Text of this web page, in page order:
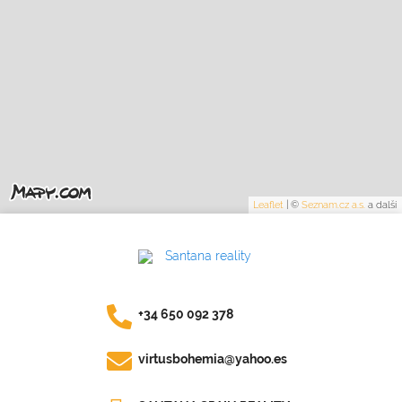
Leaflet ©Seznam.cz a.s. a další
+34 650 092 378
virtusbohemia@yahoo.es